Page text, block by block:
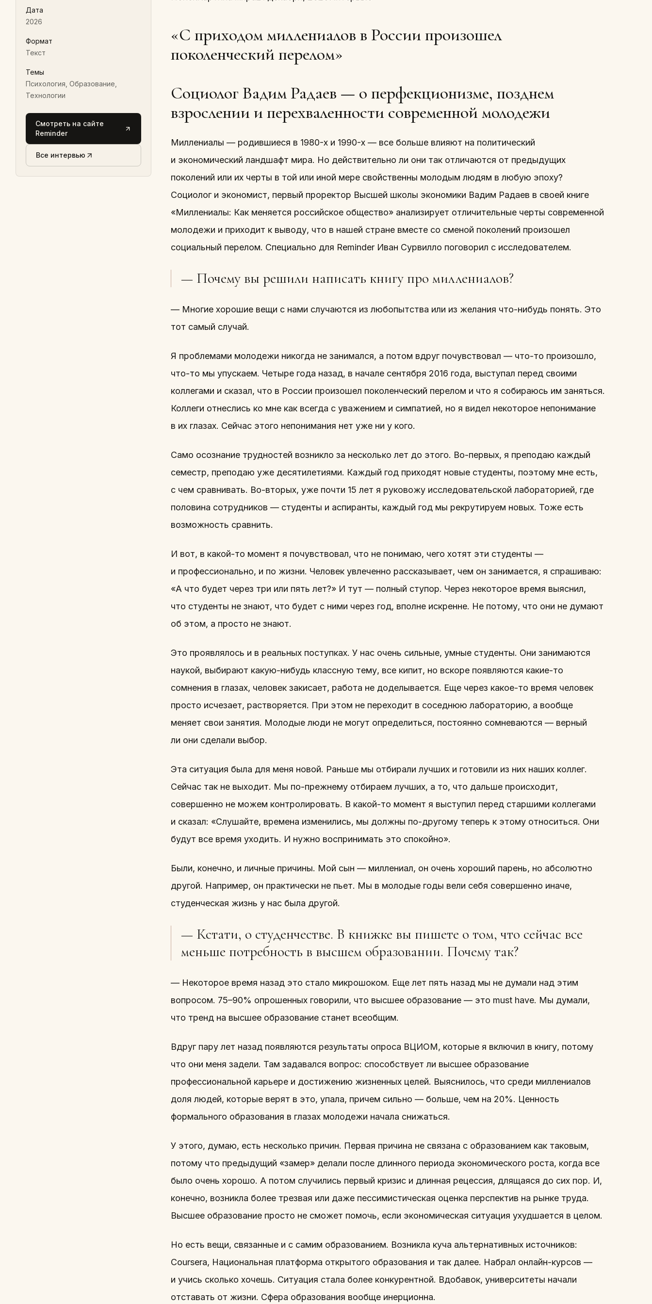
Дата
2026
Формат
Текст
Темы
Психология, Образование,
Технологии
Смотреть на сайте
Reminder
Все интервью
«С приходом миллениалов в России произошел
поколенческий перелом»
Социолог Вадим Радаев — о перфекционизме, позднем
взрослении и перехваленности современной молодежи
Миллениалы — родившиеся в 1980-х и 1990-х — все больше влияют на политический
и экономический ландшафт мира. Но действительно ли они так отличаются от предыдущих
поколений или их черты в той или иной мере свойственны молодым людям в любую эпоху?
Социолог и экономист, первый проректор Высшей школы экономики Вадим Радаев в своей книге
«Миллениалы: Как меняется российское общество» анализирует отличительные черты современной
молодежи и приходит к выводу, что в нашей стране вместе со сменой поколений произошел
социальный перелом. Специально для Reminder Иван Сурвилло поговорил с исследователем.
— Почему вы решили написать книгу про миллениалов?
— Многие хорошие вещи с нами случаются из любопытства или из желания что-нибудь понять. Это
тот самый случай.
Я проблемами молодежи никогда не занимался, а потом вдруг почувствовал — что-то произошло,
что-то мы упускаем. Четыре года назад, в начале сентября 2016 года, выступал перед своими
коллегами и сказал, что в России произошел поколенческий перелом и что я собираюсь им заняться.
Коллеги отнеслись ко мне как всегда с уважением и симпатией, но я видел некоторое непонимание
в их глазах. Сейчас этого непонимания нет уже ни у кого.
Само осознание трудностей возникло за несколько лет до этого. Во-первых, я преподаю каждый
семестр, преподаю уже десятилетиями. Каждый год приходят новые студенты, поэтому мне есть,
с чем сравнивать. Во-вторых, уже почти 15 лет я руковожу исследовательской лабораторией, где
половина сотрудников — студенты и аспиранты, каждый год мы рекрутируем новых. Тоже есть
возможность сравнить.
И вот, в какой-то момент я почувствовал, что не понимаю, чего хотят эти студенты —
и профессионально, и по жизни. Человек увлеченно рассказывает, чем он занимается, я спрашиваю:
«А что будет через три или пять лет?» И тут — полный ступор. Через некоторое время выяснил,
что студенты не знают, что будет с ними через год, вполне искренне. Не потому, что они не думают
об этом, а просто не знают.
Это проявлялось и в реальных поступках. У нас очень сильные, умные студенты. Они занимаются
наукой, выбирают какую-нибудь классную тему, все кипит, но вскоре появляются какие-то
сомнения в глазах, человек закисает, работа не доделывается. Еще через какое-то время человек
просто исчезает, растворяется. При этом не переходит в соседнюю лабораторию, а вообще
меняет свои занятия. Молодые люди не могут определиться, постоянно сомневаются — верный
ли они сделали выбор.
Эта ситуация была для меня новой. Раньше мы отбирали лучших и готовили из них наших коллег.
Сейчас так не выходит. Мы по-прежнему отбираем лучших, а то, что дальше происходит,
совершенно не можем контролировать. В какой-то момент я выступил перед старшими коллегами
и сказал: «Слушайте, времена изменились, мы должны по-другому теперь к этому относиться. Они
будут все время уходить. И нужно воспринимать это спокойно».
Были, конечно, и личные причины. Мой сын — миллениал, он очень хороший парень, но абсолютно
другой. Например, он практически не пьет. Мы в молодые годы вели себя совершенно иначе,
студенческая жизнь у нас была другой.
— Кстати, о студенчестве. В книжке вы пишете о том, что сейчас все
меньше потребность в высшем образовании. Почему так?
— Некоторое время назад это стало микрошоком. Еще лет пять назад мы не думали над этим
вопросом. 75–90% опрошенных говорили, что высшее образование — это must have. Мы думали,
что тренд на высшее образование станет всеобщим.
Вдруг пару лет назад появляются результаты опроса ВЦИОМ, которые я включил в книгу, потому
что они меня задели. Там задавался вопрос: способствует ли высшее образование
профессиональной карьере и достижению жизненных целей. Выяснилось, что среди миллениалов
доля людей, которые верят в это, упала, причем сильно — больше, чем на 20%. Ценность
формального образования в глазах молодежи начала снижаться.
У этого, думаю, есть несколько причин. Первая причина не связана с образованием как таковым,
потому что предыдущий «замер» делали после длинного периода экономического роста, когда все
было очень хорошо. А потом случились первый кризис и длинная рецессия, длящаяся до сих пор. И,
конечно, возникла более трезвая или даже пессимистическая оценка перспектив на рынке труда.
Высшее образование просто не сможет помочь, если экономическая ситуация ухудшается в целом.
Но есть вещи, связанные и с самим образованием. Возникла куча альтернативных источников:
Coursera, Национальная платформа открытого образования и так далее. Набрал онлайн-курсов —
и учись сколько хочешь. Ситуация стала более конкурентной. Вдобавок, университеты начали
отставать от жизни. Сфера образования вообще инерционна.